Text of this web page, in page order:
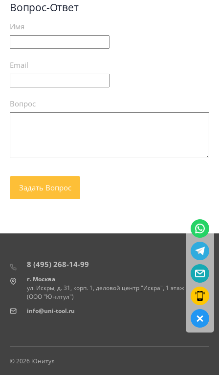
Вопрос-Ответ
Имя
Email
Вопрос
8 (495) 268-14-99
г. Москва
ул. Искры, д. 31, корп. 1, деловой центр "Искра", 1 этаж
(ООО "Юнитул")
info@uni-tool.ru
© 2026 Юнитул